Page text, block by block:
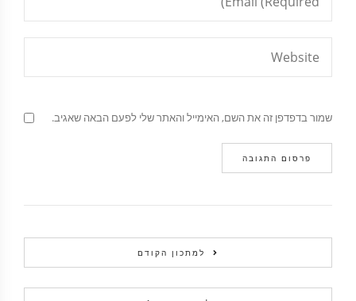
שמור בדפדפן זה את השם, האימייל והאתר שלי לפעם הבאה שאגיב.
למתכון הקודם